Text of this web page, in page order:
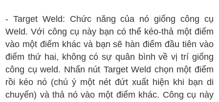
- Target Weld: Chức năng của nó giống công cụ
Weld. Với công cụ này bạn có thể kéo-thả một điểm
vào một điểm khác và bạn sẽ hàn điểm đầu tiên vào
điểm thứ hai, không có sự quân bình về vị trí giống
công cụ weld. Nhấn nút Target Weld chọn một điểm
rồi kéo nó (chú ý một nét đứt xuất hiện khi bạn di
chuyển) và thả nó vào một điểm khác. Công cụ này